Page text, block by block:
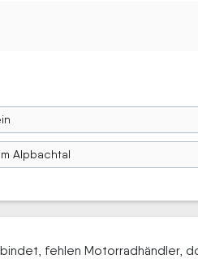
Alpbachtal
fehlen Motorradhändler,